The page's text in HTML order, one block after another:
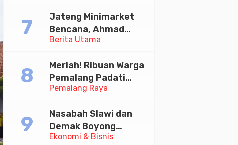
Berita Utama
Jateng Minimarket
Bencana, Ahmad
Luthfi Minta PMI Jadi
Pemalang Raya
Meriah! Ribuan Warga
Pemalang Padati
Kirab Festival Kamir
Ekonomi & Bisnis
Nasabah Slawi dan
Demak Boyong
Toyota Innova Zenix